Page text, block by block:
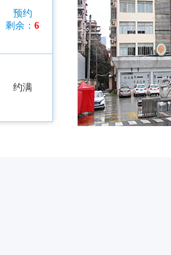
预约
剩余： 6
约满